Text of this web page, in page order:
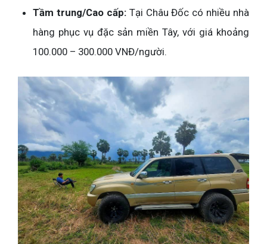
Tầm trung/Cao cấp:Tại Châu Đốc có nhiều nhà
hàng phục vụ đặc sản miền Tây, với giá khoảng
100.000 – 300.000 VNĐ/người.